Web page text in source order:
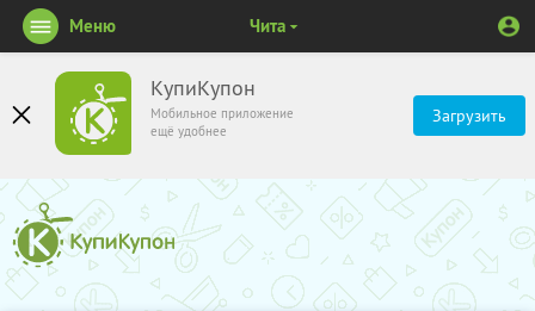
КупиКупон
Мобильное приложение
ещё удобнее
Загрузить
Меню Чита